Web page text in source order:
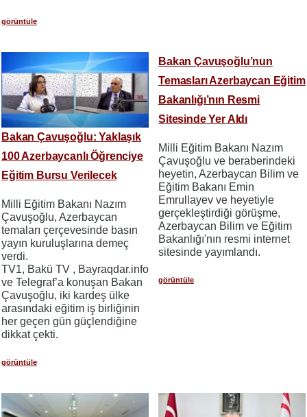
görüntüle
Bakan Çavuşoğlu: Yaklaşık
100 Azerbaycanlı Öğrenciye
Eğitim Bursu Verilecek
Milli Eğitim Bakanı Nazım
Çavuşoğlu, Azerbaycan
temaları çerçevesinde basın
yayın kuruluşlarına demeç
verdi.
TV1, Bakü TV , Bayraqdar.info
ve Telegraf’a konuşan Bakan
Çavuşoğlu, iki kardeş ülke
arasındaki eğitim iş birliğinin
her geçen gün güçlendiğine
dikkat çekti.
görüntüle
Bakan Çavuşoğlu’nun
Temasları Azerbaycan Eğitim
Bakanlığı’nın Resmi
Sitesinde Yer Aldı
Milli Eğitim Bakanı Nazım
Çavuşoğlu ve beraberindeki
heyetin, Azerbaycan Bilim ve
Eğitim Bakanı Emin
Emrullayev ve heyetiyle
gerçekleştirdiği görüşme,
Azerbaycan Bilim ve Eğitim
Bakanlığı'nın resmi internet
sitesinde yayımlandı.
görüntüle